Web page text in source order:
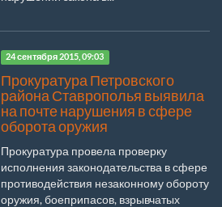
24 сентября 2015, 09:03
Прокуратура Петровского
района Ставрополья выявила
на почте нарушения в сфере
оборота оружия
Прокуратура провела проверку
исполнения законодательства в сфере
противодействия незаконному обороту
оружия, боеприпасов, взрывчатых